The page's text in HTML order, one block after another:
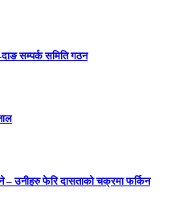
सम्पर्क समिति गठन
– उनीहरु फेरि दासताको चक्रमा फर्किन